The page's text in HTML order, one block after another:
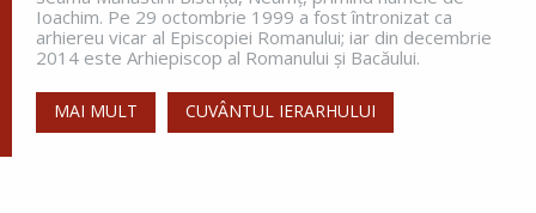
greutăți în a dobândi prunci....
Sfânta Irina,
Ioachim. Pe 29 octombrie 1999 a fost întronizat ca
arhiereu vicar al Episcopiei Romanului; iar din decembrie
2014 este Arhiepiscop al Romanului și Bacăului.
MAI MULT CUVÂNTUL IERARHULUI